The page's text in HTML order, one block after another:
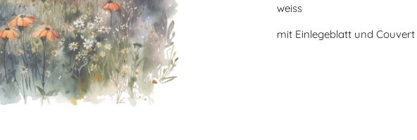
weiss
mit Einlegeblatt und Couvert